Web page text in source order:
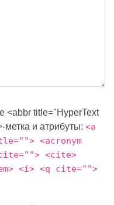
<abbr title="HyperText
метка и атрибуты: <a
<acronym
<cite>
<i> <q cite="">